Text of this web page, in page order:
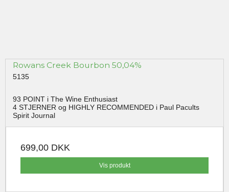
Rowans Creek Bourbon 50,04%
5135
93 POINT i The Wine Enthusiast
4 STJERNER og HIGHLY RECOMMENDED i Paul Pacults
Spirit Journal
699,00 DKK
Vis produkt